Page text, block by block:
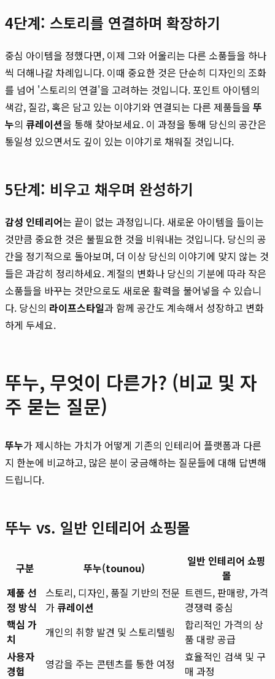
4단계: 스토리를 연결하며 확장하기
중심 아이템을 정했다면, 이제 그와 어울리는 다른 소품들을 하나
씩 더해나갈 차례입니다. 이때 중요한 것은 단순히 디자인의 조화
를 넘어 '스토리의 연결'을 고려하는 것입니다. 포인트 아이템의
색감, 질감, 혹은 담고 있는 이야기와 연결되는 다른 제품들을 뚜
누의 큐레이션을 통해 찾아보세요. 이 과정을 통해 당신의 공간은
통일성 있으면서도 깊이 있는 이야기로 채워질 것입니다.
5단계: 비우고 채우며 완성하기
감성 인테리어는 끝이 없는 과정입니다. 새로운 아이템을 들이는
것만큼 중요한 것은 불필요한 것을 비워내는 것입니다. 당신의 공
간을 정기적으로 돌아보며, 더 이상 당신의 이야기에 맞지 않는 것
들은 과감히 정리하세요. 계절의 변화나 당신의 기분에 따라 작은
소품들을 바꾸는 것만으로도 새로운 활력을 불어넣을 수 있습니
다. 당신의 라이프스타일과 함께 공간도 계속해서 성장하고 변화
하게 두세요.
뚜누, 무엇이 다른가? (비교 및 자
주 묻는 질문)
뚜누가 제시하는 가치가 어떻게 기존의 인테리어 플랫폼과 다른
지 한눈에 비교하고, 많은 분이 궁금해하는 질문들에 대해 답변해
드립니다.
뚜누 vs. 일반 인테리어 쇼핑몰
구분 뚜누(tounou)
일반 인테리어 쇼핑
몰
제품 선
정 방식
스토리, 디자인, 품질 기반의 전문
가큐레이션
트렌드, 판매량, 가격
경쟁력 중심
핵심 가
치
개인의 취향 발견 및 스토리텔링
합리적인 가격의 상
품 대량 공급
사용자
경험
영감을 주는 콘텐츠를 통한 여정
효율적인 검색 및 구
매 과정